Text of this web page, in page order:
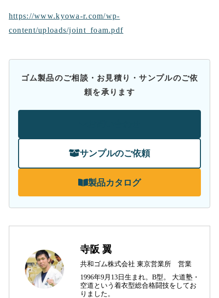
https://www.kyowa-r.com/wp-
content/uploads/joint_foam.pdf
ゴム製品のご相談・お見積り・サンプルのご依
頼を承ります
サンプルのご依頼
製品カタログ
寺阪 翼
共和ゴム株式会社 東京営業所 営業
1996年9月13日生まれ。B型。 大道塾・
空道という着衣型総合格闘技をしてお
りました。